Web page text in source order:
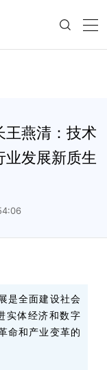
王燕清：技术
业发展新质生
是全面建设社会
实体经济和数字
命和产业变革的